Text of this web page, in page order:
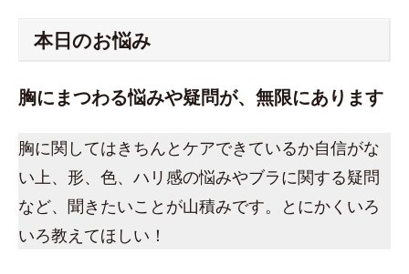
本日のお悩み
胸にまつわる悩みや疑問が、無限にあります
胸に関してはきちんとケアできているか自信がな
い上、形、色、ハリ感の悩みやブラに関する疑問
など、聞きたいことが山積みです。とにかくいろ
いろ教えてほしい！